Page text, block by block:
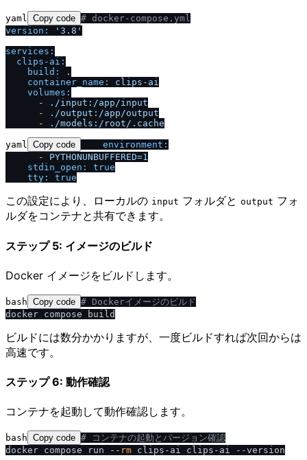
yaml Copy code # docker-compose.yml
version:
'3.8'
services:
clips-ai:
build:
.
container_name:
clips-ai
volumes:
-
. /input: /app/input
-
. /output: /app/output
-
. /models: / root/ .cache
yaml Copy code
environment:
-
PYTHONUNBUFFERED=1
stdin_open:
true
tty:
true
この設定により、ローカルの input フォルダと output フォ
ルダをコンテナと共有できます。
ステップ 5: イメージのビルド
Docker イメージをビルドします。
bash Copy code # Dockerイメージのビルド
ビルドには数分かかりますが、一度ビルドすれば次回からは
高速です。
ステップ 6: 動作確認
コンテナを起動して動作確認します。
bash Copy code # コンテナの起動とバージョン確認
docker compose run -- rm